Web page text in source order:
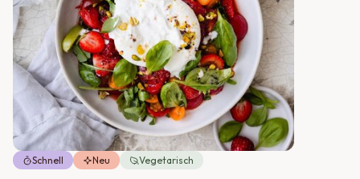
Schnell Neu Vegetarisch